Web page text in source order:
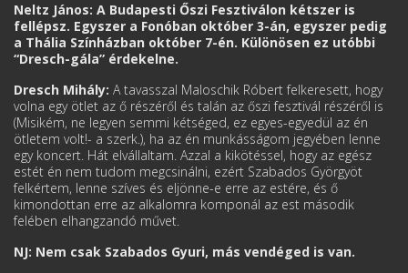
Neltz János: A Budapesti Őszi Fesztiválon kétszer is
fellépsz. Egyszer a Fonóban október 3-án, egyszer pedig
a Thália Színházban október 7-én. Különösen ez utóbbi
“Dresch-gála” érdekelne.
Dresch Mihály: A tavasszal Maloschik Róbert felkeresett, hogy
volna egy ötlet az ő részéről és talán az őszi fesztivál részéről is
(Misikém, ne legyen semmi kétséged, ez egyes-egyedül az én
ötletem volt!- a szerk.), ha az én munkásságom jegyében lenne
egy koncert. Hát elvállaltam. Azzal a kikötéssel, hogy az egész
estét én nem tudom megcsinálni, ezért Szabados Györgyöt
felkértem, lenne szíves és eljönne-e erre az estére, és ő
kimondottan erre az alkalomra komponál az est második
felében elhangzandó művet.
NJ: Nem csak Szabados Gyuri, más vendéged is van.